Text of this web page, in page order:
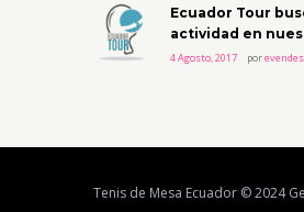
Ecuador Tour
actividad en
4 Agosto, 2017 por
Tenis de Mesa Ecuador © 2024